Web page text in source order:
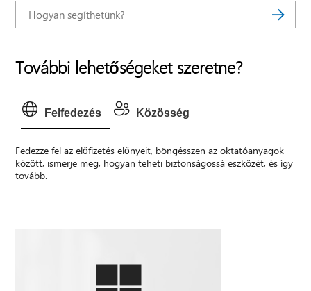
További lehetőségeket szeretne?
Felfedezés Közösség
Fedezze fel az előfizetés előnyeit, böngésszen az oktatóanyagok
között, ismerje meg, hogyan teheti biztonságossá eszközét, és így
tovább.